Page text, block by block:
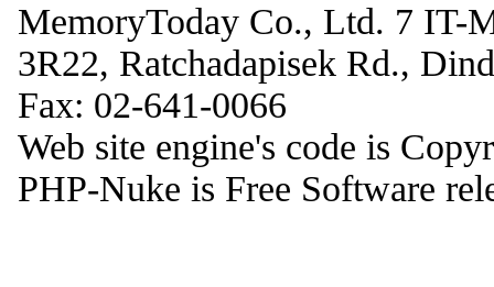
MemoryToday Co., Ltd. 7 IT-
3R22, Ratchadapisek Rd.,
Fax: 02-641-0066
Web site engine's code is
PHP-Nuke is Free Software